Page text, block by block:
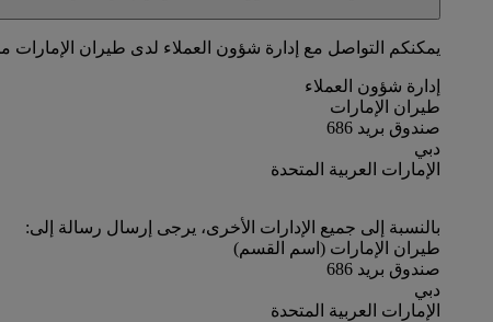
يمكنكم التواصل مع إدارة شؤون العملاء لدى طيران الإمارات
إدارة شؤون العملاء
طيران الإمارات
صندوق بريد 686
دبي
الإمارات العربية المتحدة
بالنسبة إلى جميع الإدارات الأخرى، يرجى إرسال رسالة إلى:
طيران الإمارات (اسم القسم)
صندوق بريد 686
دبي
الإمارات العربية المتحدة